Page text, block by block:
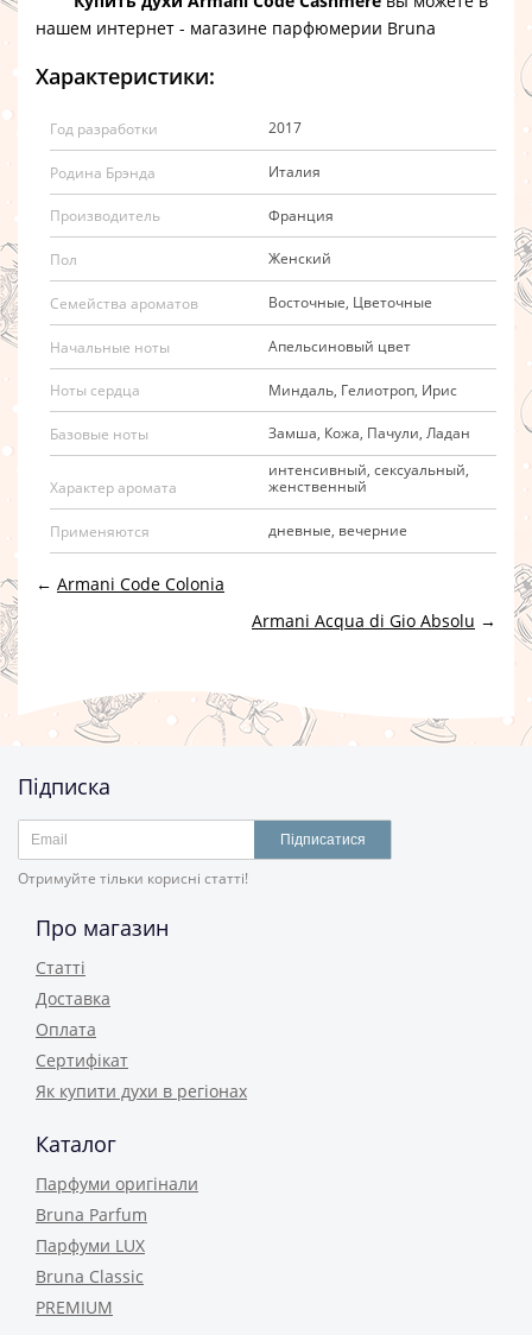
нашем интернет - магазине парфюмерии Bruna
Характеристики:
Год разработки 2017
Родина Брэнда Италия
Производитель Франция
Пол Женский
Семейства ароматов Восточные, Цветочные
Начальные ноты Апельсиновый цвет
Ноты сердца Миндаль, Гелиотроп, Ирис
Базовые ноты Замша, Кожа, Пачули, Ладан
Характер аромата
интенсивный, сексуальный,
женственный
Применяются дневные, вечерние
← Armani Code Colonia
Armani Acqua di Gio Absolu →
Підписка
Підписатися
Отримуйте тільки корисні статті!
Про магазин
Статті
Доставка
Оплата
Сертифікат
Як купити духи в регіонах
Каталог
Парфуми оригінали
Bruna Parfum
Парфуми LUX
Bruna Classic
PREMIUM